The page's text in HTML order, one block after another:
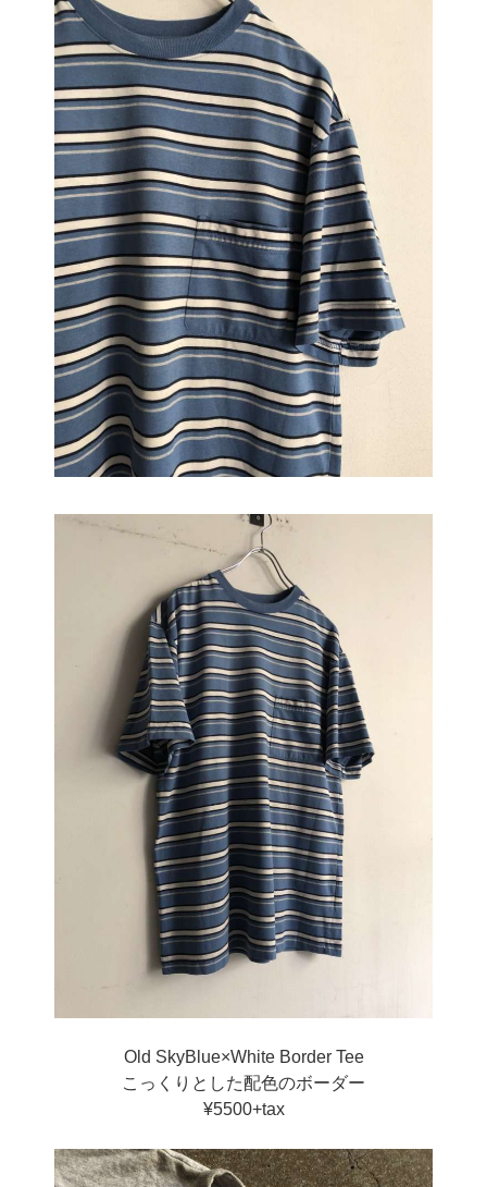
Old SkyBlue×White Border Tee
こっくりとした配色のボーダー
¥5500+tax